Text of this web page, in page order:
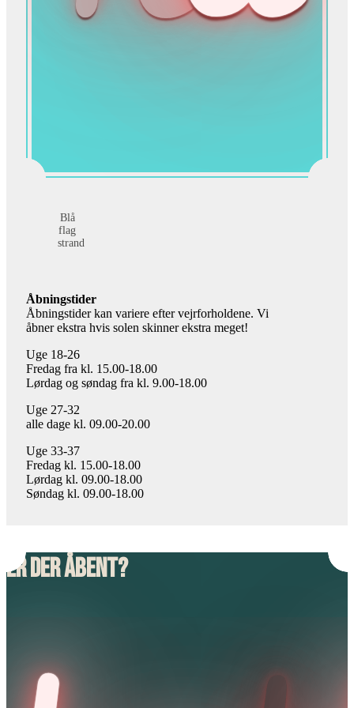
Blå
flag
strand
Åbningstider
Åbningstider kan variere efter vejrforholdene. Vi
åbner ekstra hvis solen skinner ekstra meget!
Uge 18-26
Fredag fra kl. 15.00-18.00
Lørdag og søndag fra kl. 9.00-18.00
Uge 27-32
alle dage kl. 09.00-20.00
Uge 33-37
Fredag kl. 15.00-18.00
Lørdag kl. 09.00-18.00
Søndag kl. 09.00-18.00
Er der åbent?